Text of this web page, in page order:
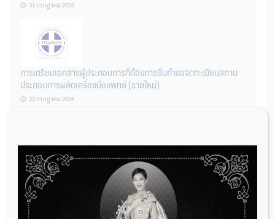
31 กรกฎาคม 2026
การเตรียมเอกสารผู้ประกอบการที่ต้องการยื่นคำขอจดทะเบียนสถาน
ประกอบการผลิตเครื่องมือแพทย์ (รายใหม่)
22 กรกฎาคม 2026
ผู้ประกอบการผลิต และ นักวิจัย ที่ต้องการขึ้นทะเบียนเครื่องมือแพทย์
ต้องทำอย่างไรบ้าง
22 กรกฎาคม 2026